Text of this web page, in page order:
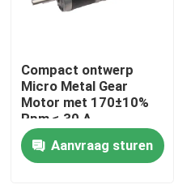
Producten
VR-show
Compact ontwerp
Micro Metal Gear
Motor met 170±10%
Rpm ≤ 30 A
stilstandstroom
Aanvraag sturen